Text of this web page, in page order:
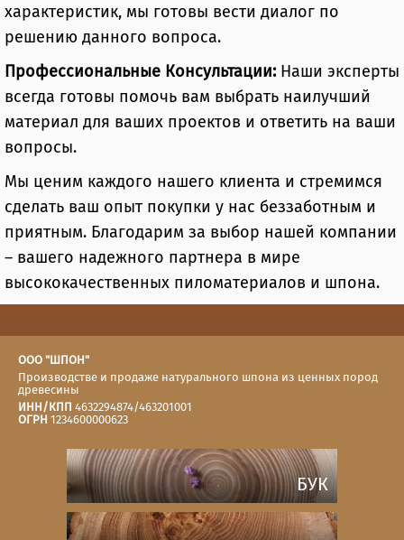
характеристик, мы готовы вести диалог по
решению данного вопроса.
Профессиональные Консультации:Наши эксперты
всегда готовы помочь вам выбрать наилучший
материал для ваших проектов и ответить на ваши
вопросы.
Мы ценим каждого нашего клиента и стремимся
сделать ваш опыт покупки у нас беззаботным и
приятным. Благодарим за выбор нашей компании
– вашего надежного партнера в мире
высококачественных пиломатериалов и шпона.
ООО "ШПОН"
Производстве и продаже натурального шпона из ценных пород
древесины
ИНН/КПП 4632294874/463201001
ОГРН 1234600000623
БУК